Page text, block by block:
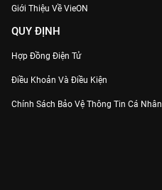
Giới Thiệu Về VieON
QUY ĐỊNH
Hợp Đồng Điện Tử
Điều Khoản Và Điều Kiện
Chính Sách Bảo Vệ Thông Tin Cá Nhân